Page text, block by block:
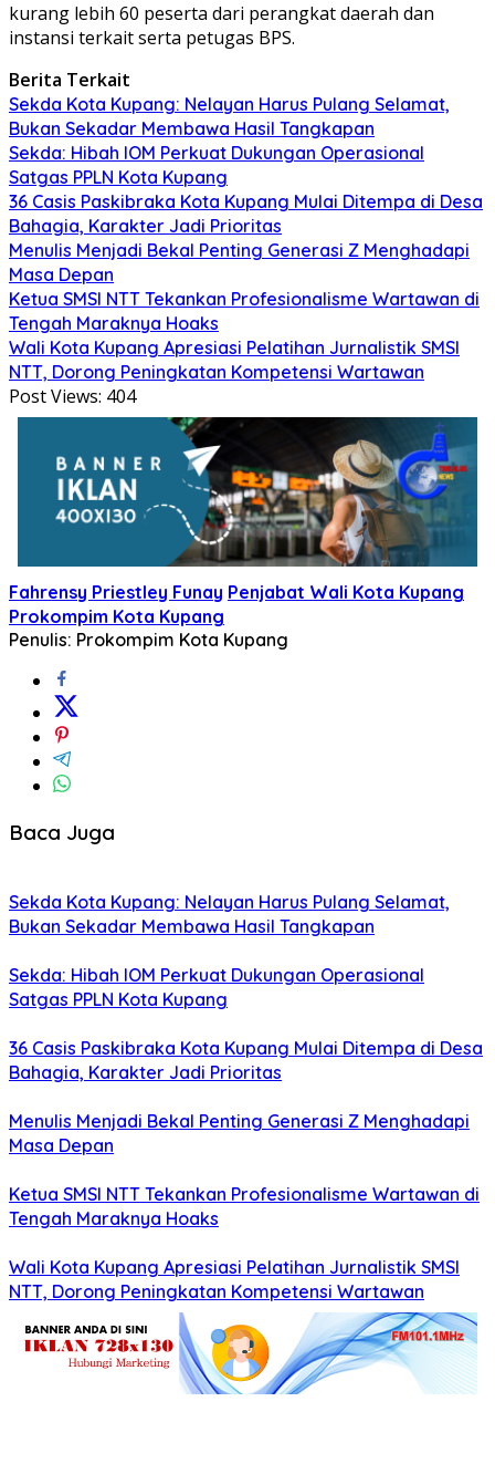
kurang lebih 60 peserta dari perangkat daerah dan
instansi terkait serta petugas BPS.
Berita Terkait
Sekda Kota Kupang: Nelayan Harus Pulang Selamat,
Bukan Sekadar Membawa Hasil Tangkapan
Sekda: Hibah IOM Perkuat Dukungan Operasional
Satgas PPLN Kota Kupang
36 Casis Paskibraka Kota Kupang Mulai Ditempa di Desa
Bahagia, Karakter Jadi Prioritas
Menulis Menjadi Bekal Penting Generasi Z Menghadapi
Masa Depan
Ketua SMSI NTT Tekankan Profesionalisme Wartawan di
Tengah Maraknya Hoaks
Wali Kota Kupang Apresiasi Pelatihan Jurnalistik SMSI
NTT, Dorong Peningkatan Kompetensi Wartawan
Post Views: 404
Fahrensy Priestley Funay Penjabat Wali Kota Kupang
Prokompim Kota Kupang
Penulis: Prokompim Kota Kupang
Baca Juga
Sekda Kota Kupang: Nelayan Harus Pulang Selamat,
Bukan Sekadar Membawa Hasil Tangkapan
Sekda: Hibah IOM Perkuat Dukungan Operasional
Satgas PPLN Kota Kupang
36 Casis Paskibraka Kota Kupang Mulai Ditempa di Desa
Bahagia, Karakter Jadi Prioritas
Menulis Menjadi Bekal Penting Generasi Z Menghadapi
Masa Depan
Ketua SMSI NTT Tekankan Profesionalisme Wartawan di
Tengah Maraknya Hoaks
Wali Kota Kupang Apresiasi Pelatihan Jurnalistik SMSI
NTT, Dorong Peningkatan Kompetensi Wartawan